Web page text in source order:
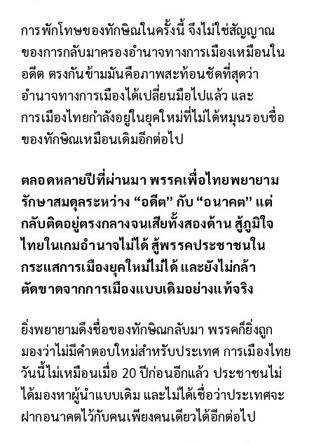
การพักโทษของทักษิณในครั้งนี้ จึงไม่ใช่สัญญาณ
ของการกลับมาครองอำนาจทางการเมืองเหมือนใน
อดีต ตรงกันข้ามมันคือภาพสะท้อนชัดที่สุดว่า
อำนาจทางการเมืองได้เปลี่ยนมือไปแล้ว และ
การเมืองไทยกำลังอยู่ในยุคใหม่ที่ไม่ได้หมุนรอบชื่อ
ของทักษิณเหมือนเดิมอีกต่อไป
ตลอดหลายปีที่ผ่านมา พรรคเพื่อไทยพยายาม
รักษาสมดุลระหว่าง “อดีต” กับ “อนาคต” แต่
กลับติดอยู่ตรงกลางจนเสียทั้งสองด้าน สู้ภูมิใจ
ไทยในเกมอำนาจไม่ได้ สู้พรรคประชาชนใน
กระแสการเมืองยุคใหม่ไม่ได้ และยังไม่กล้า
ตัดขาดจากการเมืองแบบเดิมอย่างแท้จริง
ยิ่งพยายามดึงชื่อของทักษิณกลับมา พรรคก็ยิ่งถูก
มองว่าไม่มีคำตอบใหม่สำหรับประเทศ การเมืองไทย
วันนี้ไม่เหมือนเมื่อ 20 ปีก่อนอีกแล้ว ประชาชนไม่
ได้มองหาผู้นำแบบเดิม และไม่ได้เชื่อว่าประเทศจะ
ฝากอนาคตไว้กับคนเพียงคนเดียวได้อีกต่อไป